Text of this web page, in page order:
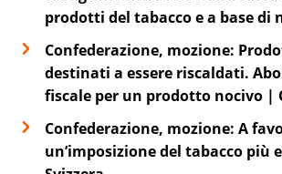
prodotti del tabacco e a base di
Confederazione, mozione:
destinati a essere riscaldati.
fiscale per un prodotto nocivo |
Confederazione, mozione: A
un’imposizione del tabacco più